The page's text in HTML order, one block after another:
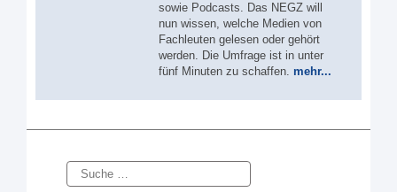
sowie Podcasts. Das NEGZ will
nun wissen, welche Medien von
Fachleuten gelesen oder gehört
werden. Die Umfrage ist in unter
fünf Minuten zu schaffen. mehr...
Suche